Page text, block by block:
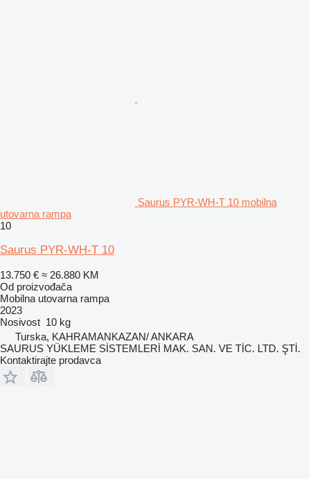
Saurus PYR-WH-T 10 mobilna
utovarna rampa
10
Saurus PYR-WH-T 10
13.750 € ≈ 26.880 KM
Od proizvođača
Mobilna utovarna rampa
2023
Nosivost 10 kg
Turska, KAHRAMANKAZAN/ ANKARA
SAURUS YÜKLEME SİSTEMLERİ MAK. SAN. VE TİC. LTD. ŞTİ.
Kontaktirajte prodavca